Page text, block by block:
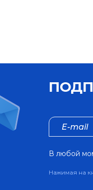
В любой
Нажимая на